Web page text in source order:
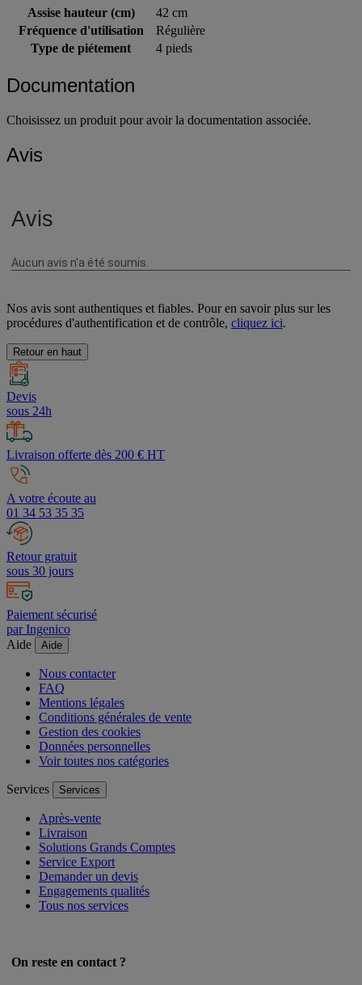
Livré monté
oui
Assise hauteur (cm)
42 cm
Fréquence d'utilisation
Régulière
Documentation
Avis
Nos avis sont authentiques et fiables. Pour en savoir plus sur les
Retour en haut
Devis
sous 24h
Livraison offerte dès 200 € HT
A votre écoute au
01 34 53 35 35
Retour gratuit
sous 30 jours
Paiement sécurisé
par Ingenico
Nous contacter
FAQ
Mentions légales
Conditions générales de vente
Gestion des cookies
Données personnelles
Après-vente
Livraison
Solutions Grands Comptes
Service Export
Demander un devis
Engagements qualités